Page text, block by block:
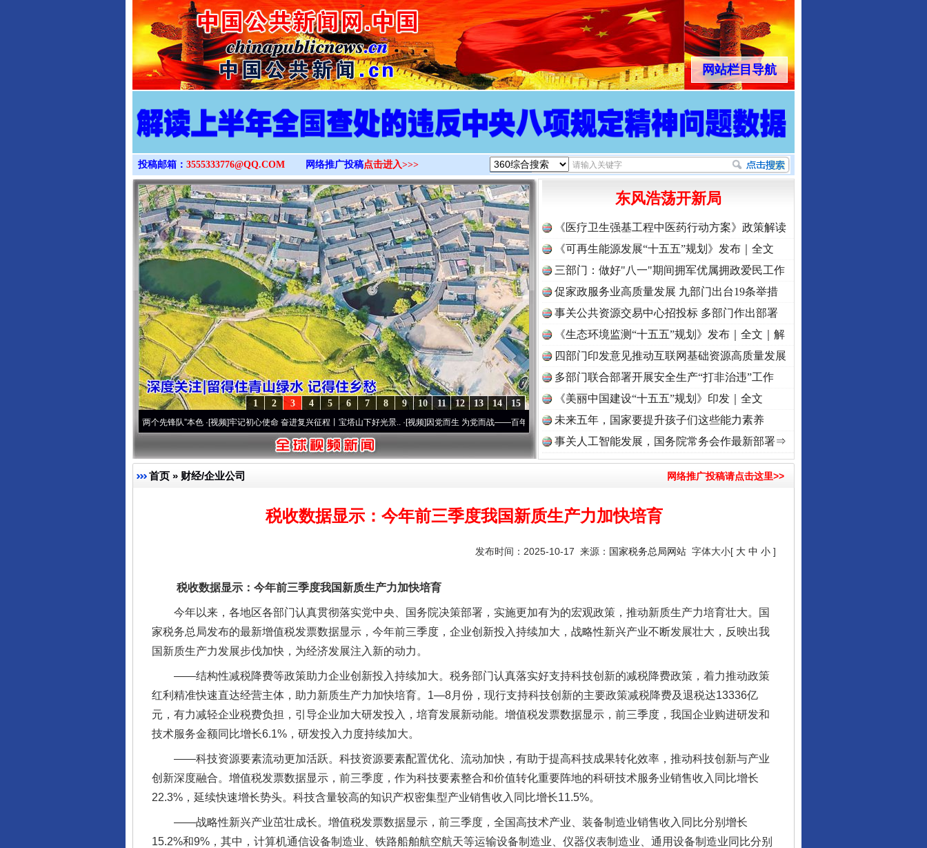
>
网站栏目导航
投稿邮箱： 3555333776@QQ.COM 网络推广投稿点击进入>>>
15
14
13
12
11
10
9
8
7
6
5
4
3
2
1
永葆“两个先锋队”本色·[视频]牢记初心使命 奋进复兴征程丨宝塔山下好光景..·[视频]因党而生 为党而战——百年“纪”事⑧加强纪律..·[视频]牢记初心使命 奋进复兴征程丨“转折之城”激荡..·[视频]
东风浩荡开新局
《医疗卫生强基工程中医药行动方案》政策解读
《可再生能源发展“十五五”规划》发布｜全文
三部门：做好"八一"期间拥军优属拥政爱民工作
促家政服务业高质量发展 九部门出台19条举措
事关公共资源交易中心招投标 多部门作出部署
《生态环境监测“十五五”规划》发布｜全文｜解
读
四部门印发意见推动互联网基础资源高质量发展
多部门联合部署开展安全生产“打非治违”工作
《美丽中国建设“十五五”规划》印发｜全文
未来五年，国家要提升孩子们这些能力素养
事关人工智能发展，国务院常务会作最新部署⇒
首页 » 财经/企业公司 网络推广投稿请点击这里>>
税收数据显示：今年前三季度我国新质生产力加快培育
发布时间：2025-10-17 来源： 国家税务总局网站 字体大小[ 大 中 小 ]
税收数据显示：今年前三季度我国新质生产力加快培育
今年以来，各地区各部门认真贯彻落实党中央、国务院决策部署，实施更加有为的宏观政策，推动新质生产力培育壮大。国
家税务总局发布的最新增值税发票数据显示，今年前三季度，企业创新投入持续加大，战略性新兴产业不断发展壮大，反映出我
国新质生产力发展步伐加快，为经济发展注入新的动力。
——结构性减税降费等政策助力企业创新投入持续加大。税务部门认真落实好支持科技创新的减税降费政策，着力推动政策
红利精准快速直达经营主体，助力新质生产力加快培育。1—8月份，现行支持科技创新的主要政策减税降费及退税达13336亿
元，有力减轻企业税费负担，引导企业加大研发投入，培育发展新动能。增值税发票数据显示，前三季度，我国企业购进研发和
技术服务金额同比增长6.1%，研发投入力度持续加大。
——科技资源要素流动更加活跃。科技资源要素配置优化、流动加快，有助于提高科技成果转化效率，推动科技创新与产业
创新深度融合。增值税发票数据显示，前三季度，作为科技要素整合和价值转化重要阵地的科研技术服务业销售收入同比增长
22.3%，延续快速增长势头。科技含量较高的知识产权密集型产业销售收入同比增长11.5%。
——战略性新兴产业茁壮成长。增值税发票数据显示，前三季度，全国高技术产业、装备制造业销售收入同比分别增长
15.2%和9%，其中，计算机通信设备制造业、铁路船舶航空航天等运输设备制造业、仪器仪表制造业、通用设备制造业同比分别